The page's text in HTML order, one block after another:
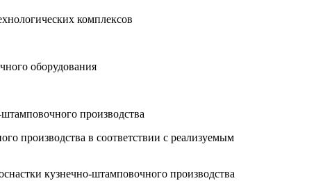
комплексов
оборудования
производства
производства в соответствии с реализуемым
кузнечно-штамповочного производства